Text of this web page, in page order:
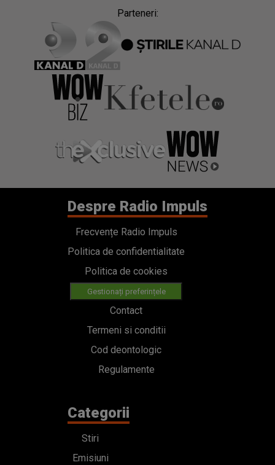
Parteneri:
Despre Radio Impuls
Frecvențe Radio Impuls
Politica de confidentialitate
Politica de cookies
Gestionați preferințele
Contact
Termeni si conditii
Cod deontologic
Regulamente
Categorii
Stiri
Emisiuni